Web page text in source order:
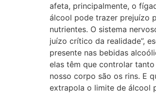
afeta, principalmente, o
álcool pode trazer prejuízo
nutrientes. O sistema
juízo crítico da realidade”,
presente nas bebidas
elas têm que controlar
nosso corpo são os rins. E
extrapola o limite de álcool